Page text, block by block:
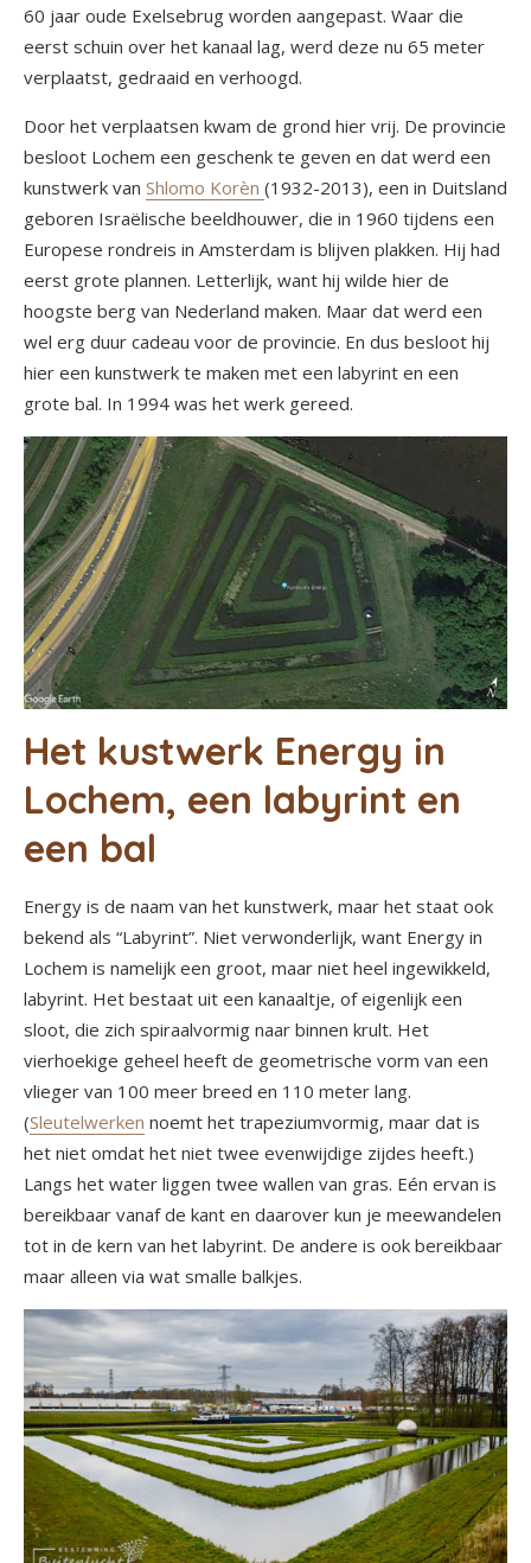
60 jaar oude Exelsebrug worden aangepast. Waar die
eerst schuin over het kanaal lag, werd deze nu 65 meter
verplaatst, gedraaid en verhoogd.
Door het verplaatsen kwam de grond hier vrij. De provincie
besloot Lochem een geschenk te geven en dat werd een
kunstwerk van Shlomo Korèn (1932-2013), een in Duitsland
geboren Israëlische beeldhouwer, die in 1960 tijdens een
Europese rondreis in Amsterdam is blijven plakken. Hij had
eerst grote plannen. Letterlijk, want hij wilde hier de
hoogste berg van Nederland maken. Maar dat werd een
wel erg duur cadeau voor de provincie. En dus besloot hij
hier een kunstwerk te maken met een labyrint en een
grote bal. In 1994 was het werk gereed.
Het kustwerk Energy in
Lochem, een labyrint en
een bal
Energy is de naam van het kunstwerk, maar het staat ook
bekend als “Labyrint”. Niet verwonderlijk, want Energy in
Lochem is namelijk een groot, maar niet heel ingewikkeld,
labyrint. Het bestaat uit een kanaaltje, of eigenlijk een
sloot, die zich spiraalvormig naar binnen krult. Het
vierhoekige geheel heeft de geometrische vorm van een
vlieger van 100 meer breed en 110 meter lang.
(Sleutelwerken noemt het trapeziumvormig, maar dat is
het niet omdat het niet twee evenwijdige zijdes heeft.)
Langs het water liggen twee wallen van gras. Eén ervan is
bereikbaar vanaf de kant en daarover kun je meewandelen
tot in de kern van het labyrint. De andere is ook bereikbaar
maar alleen via wat smalle balkjes.